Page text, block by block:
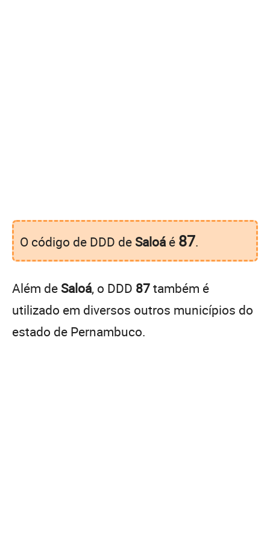
O código de DDD de Saloáé 87.
Além de Saloá, o DDD 87também é
utilizado em diversos outros municípios do
estado de Pernambuco.